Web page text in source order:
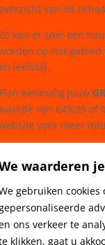
waarderen
gebruiken
ons verkeer te
klikken, gaat u
van de
kan er snel een
op het gebied
leefstijl.
Plan eenmalig jouw
van €49,95 of
voor meer